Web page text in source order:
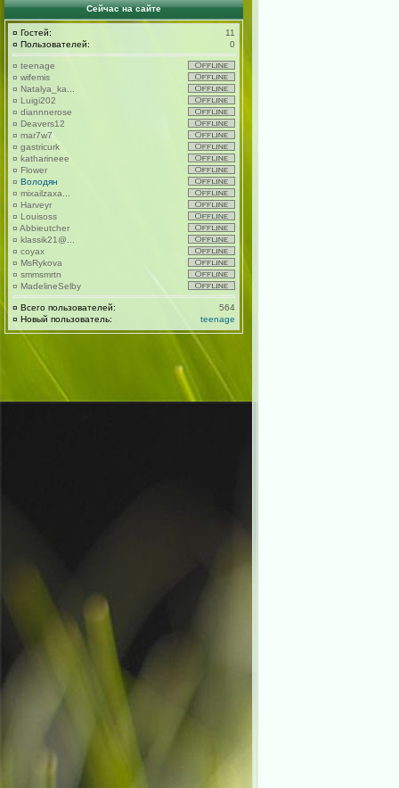
Сейчас на сайте
¤ Гостей:
11
¤ Пользователей: 0
¤ teenage
¤ wifemis
¤ Natalya_ka...
¤ Luigi202
¤ diannnerose
¤ Deavers12
¤ mar7w7
¤ gastricurk
¤ katharineee
¤ Flower
¤ Володян
¤ mixailzaxa...
¤ Harveyr
¤ Louisoss
¤ Abbieutcher
¤ klassik21@...
¤ coyax
¤ MsRykova
¤ smmsmrtn
¤ MadelineSelby
¤ Всего пользователей:
564
¤ Новый пользователь: teenage